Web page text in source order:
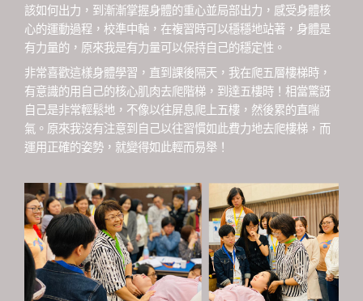
該如何出力，到漸漸掌握身體的重心並局部出力，感受身體核
心的運動過程，校準中軸，在複習時可以穩穩地站著，身體是
有力量的，原來我是有力量可以保持自己的穩定性。
非常喜歡這樣身體學習，直到課後隔天，我在爬五層樓梯時，
有意識的用自己的核心肌肉去爬階梯，到達五樓時！相當驚訝
自己是非常輕鬆地，不像以往屏息爬上五樓，然後累的直喘
氣。原來我沒有注意到自己以往習慣如此費力地去爬樓梯，而
運用正確的姿勢，就變得如此輕而易舉！